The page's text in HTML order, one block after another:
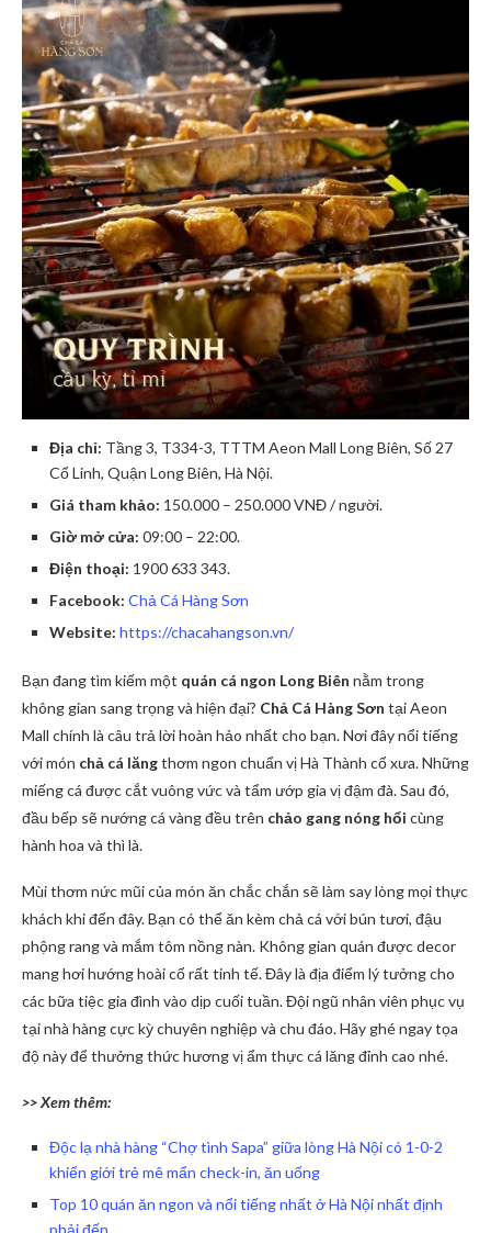
Địa chỉ: Tầng 3, T334-3, TTTM Aeon Mall Long Biên, Số 27
Cổ Linh, Quận Long Biên, Hà Nội.
Giá tham khảo: 150.000 – 250.000 VNĐ / người.
Giờ mở cửa: 09:00 – 22:00.
Điện thoại: 1900 633 343.
Facebook: Chả Cá Hàng Sơn
Website: https://chacahangson.vn/
Bạn đang tìm kiếm một quán cá ngon Long Biên nằm trong
không gian sang trọng và hiện đại? Chả Cá Hàng Sơn tại Aeon
Mall chính là câu trả lời hoàn hảo nhất cho bạn. Nơi đây nổi tiếng
với món chả cá lăngthơm ngon chuẩn vị Hà Thành cổ xưa. Những
miếng cá được cắt vuông vức và tẩm ướp gia vị đậm đà. Sau đó,
đầu bếp sẽ nướng cá vàng đều trên chảo gang nóng hổi cùng
hành hoa và thì là.
Mùi thơm nức mũi của món ăn chắc chắn sẽ làm say lòng mọi thực
khách khi đến đây. Bạn có thể ăn kèm chả cá với bún tươi, đậu
phộng rang và mắm tôm nồng nàn. Không gian quán được decor
mang hơi hướng hoài cổ rất tinh tế. Đây là địa điểm lý tưởng cho
các bữa tiệc gia đình vào dịp cuối tuần. Đội ngũ nhân viên phục vụ
tại nhà hàng cực kỳ chuyên nghiệp và chu đáo. Hãy ghé ngay tọa
độ này để thưởng thức hương vị ẩm thực cá lăng đỉnh cao nhé.
>> Xem thêm:
Độc lạ nhà hàng “Chợ tình Sapa” giữa lòng Hà Nội có 1-0-2
khiến giới trẻ mê mẩn check-in, ăn uống
Top 10 quán ăn ngon và nổi tiếng nhất ở Hà Nội nhất định
phải đến